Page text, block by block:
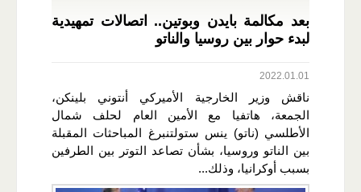
بعد مكالمة بايدن وبوتين.. اتصالات تمهيدية
لبدء حوار بين روسيا والناتو
2022.01.01
ناقش وزير الخارجية الأميركي أنتوني بلينكن،
الجمعة، هاتفيا مع الأمين العام لحلف شمال
الأطلسي (ناتو) ينس ستولتنبرغ المباحثات المقبلة
بين الناتو وروسيا، بشأن تصاعد التوتر بين الطرفين
بسبب أوكرانيا، وذلك...